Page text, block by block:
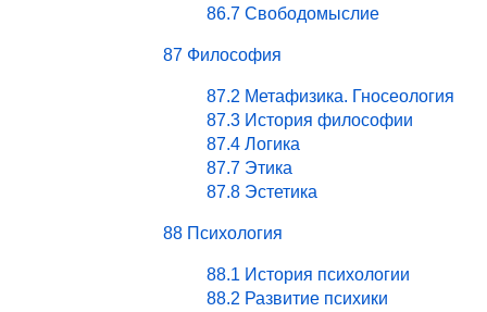
86.7 Свободомыслие
87 Философия
87.2 Метафизика. Гносеология
87.3 История философии
87.4 Логика
87.7 Этика
87.8 Эстетика
88 Психология
88.1 История психологии
88.2 Развитие психики